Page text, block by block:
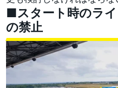
■スタート時のラ
の禁止